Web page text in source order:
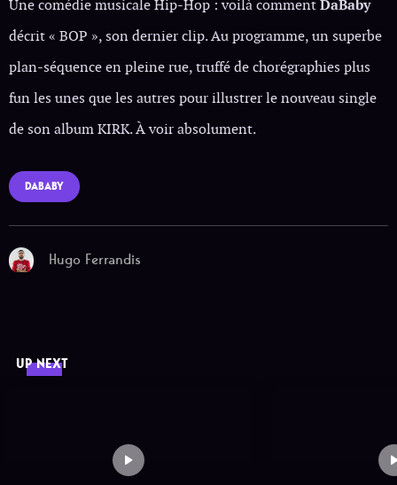
Une comédie musicale Hip-Hop : voilà commentDaBaby
décrit « BOP », son dernier clip. Au programme, un superbe
plan-séquence en pleine rue, truffé de chorégraphies plus
fun les unes que les autres pour illustrer le nouveau single
de son album KIRK. À voir absolument.
DABABY
Hugo Ferrandis
UP NEXT